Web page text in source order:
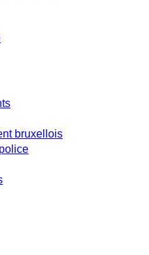
bruxellois